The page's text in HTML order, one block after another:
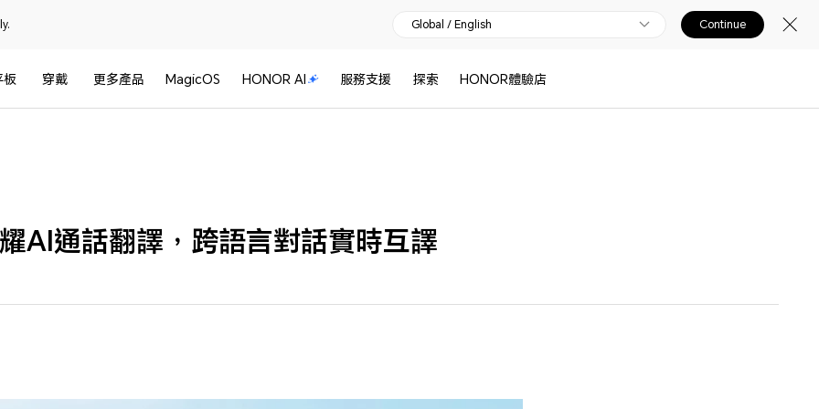
Global / English Continue
板 穿戴 更多產品 MagicOS HONOR AI 服務支援 探索 HONOR體驗店
AI通話翻譯，跨語言對話實時互譯